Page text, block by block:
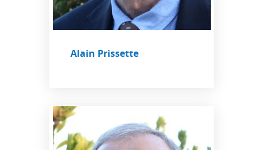
Alain Prissette